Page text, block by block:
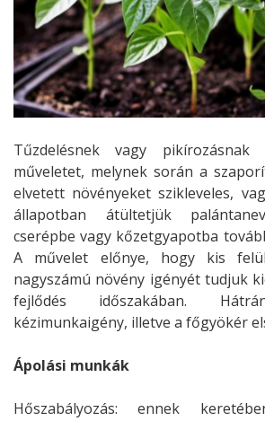
Tűzdelésnek vagy
műveletet, melynek során a
elvetett növényeket szikleveles,
állapotban átültetjük
cserépbe vagy kőzetgyapotba
A művelet előnye, hogy kis
nagyszámú növény igényét tudjuk
fejlődés időszakában.
kézimunkaigény, illetve a főgyökér
Ápolási munkák
Hőszabályozás: ennek